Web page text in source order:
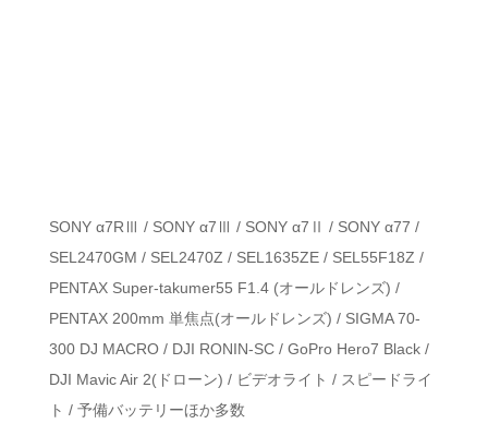
SONY α7RⅢ / SONY α7Ⅲ / SONY α7Ⅱ / SONY α77 /
SEL2470GM / SEL2470Z / SEL1635ZE / SEL55F18Z /
PENTAX Super-takumer55 F1.4 (オールドレンズ) /
PENTAX 200mm 単焦点(オールドレンズ) / SIGMA 70-
300 DJ MACRO / DJI RONIN-SC / GoPro Hero7 Black /
DJI Mavic Air 2(ドローン) / ビデオライト / スピードライ
ト / 予備バッテリーほか多数